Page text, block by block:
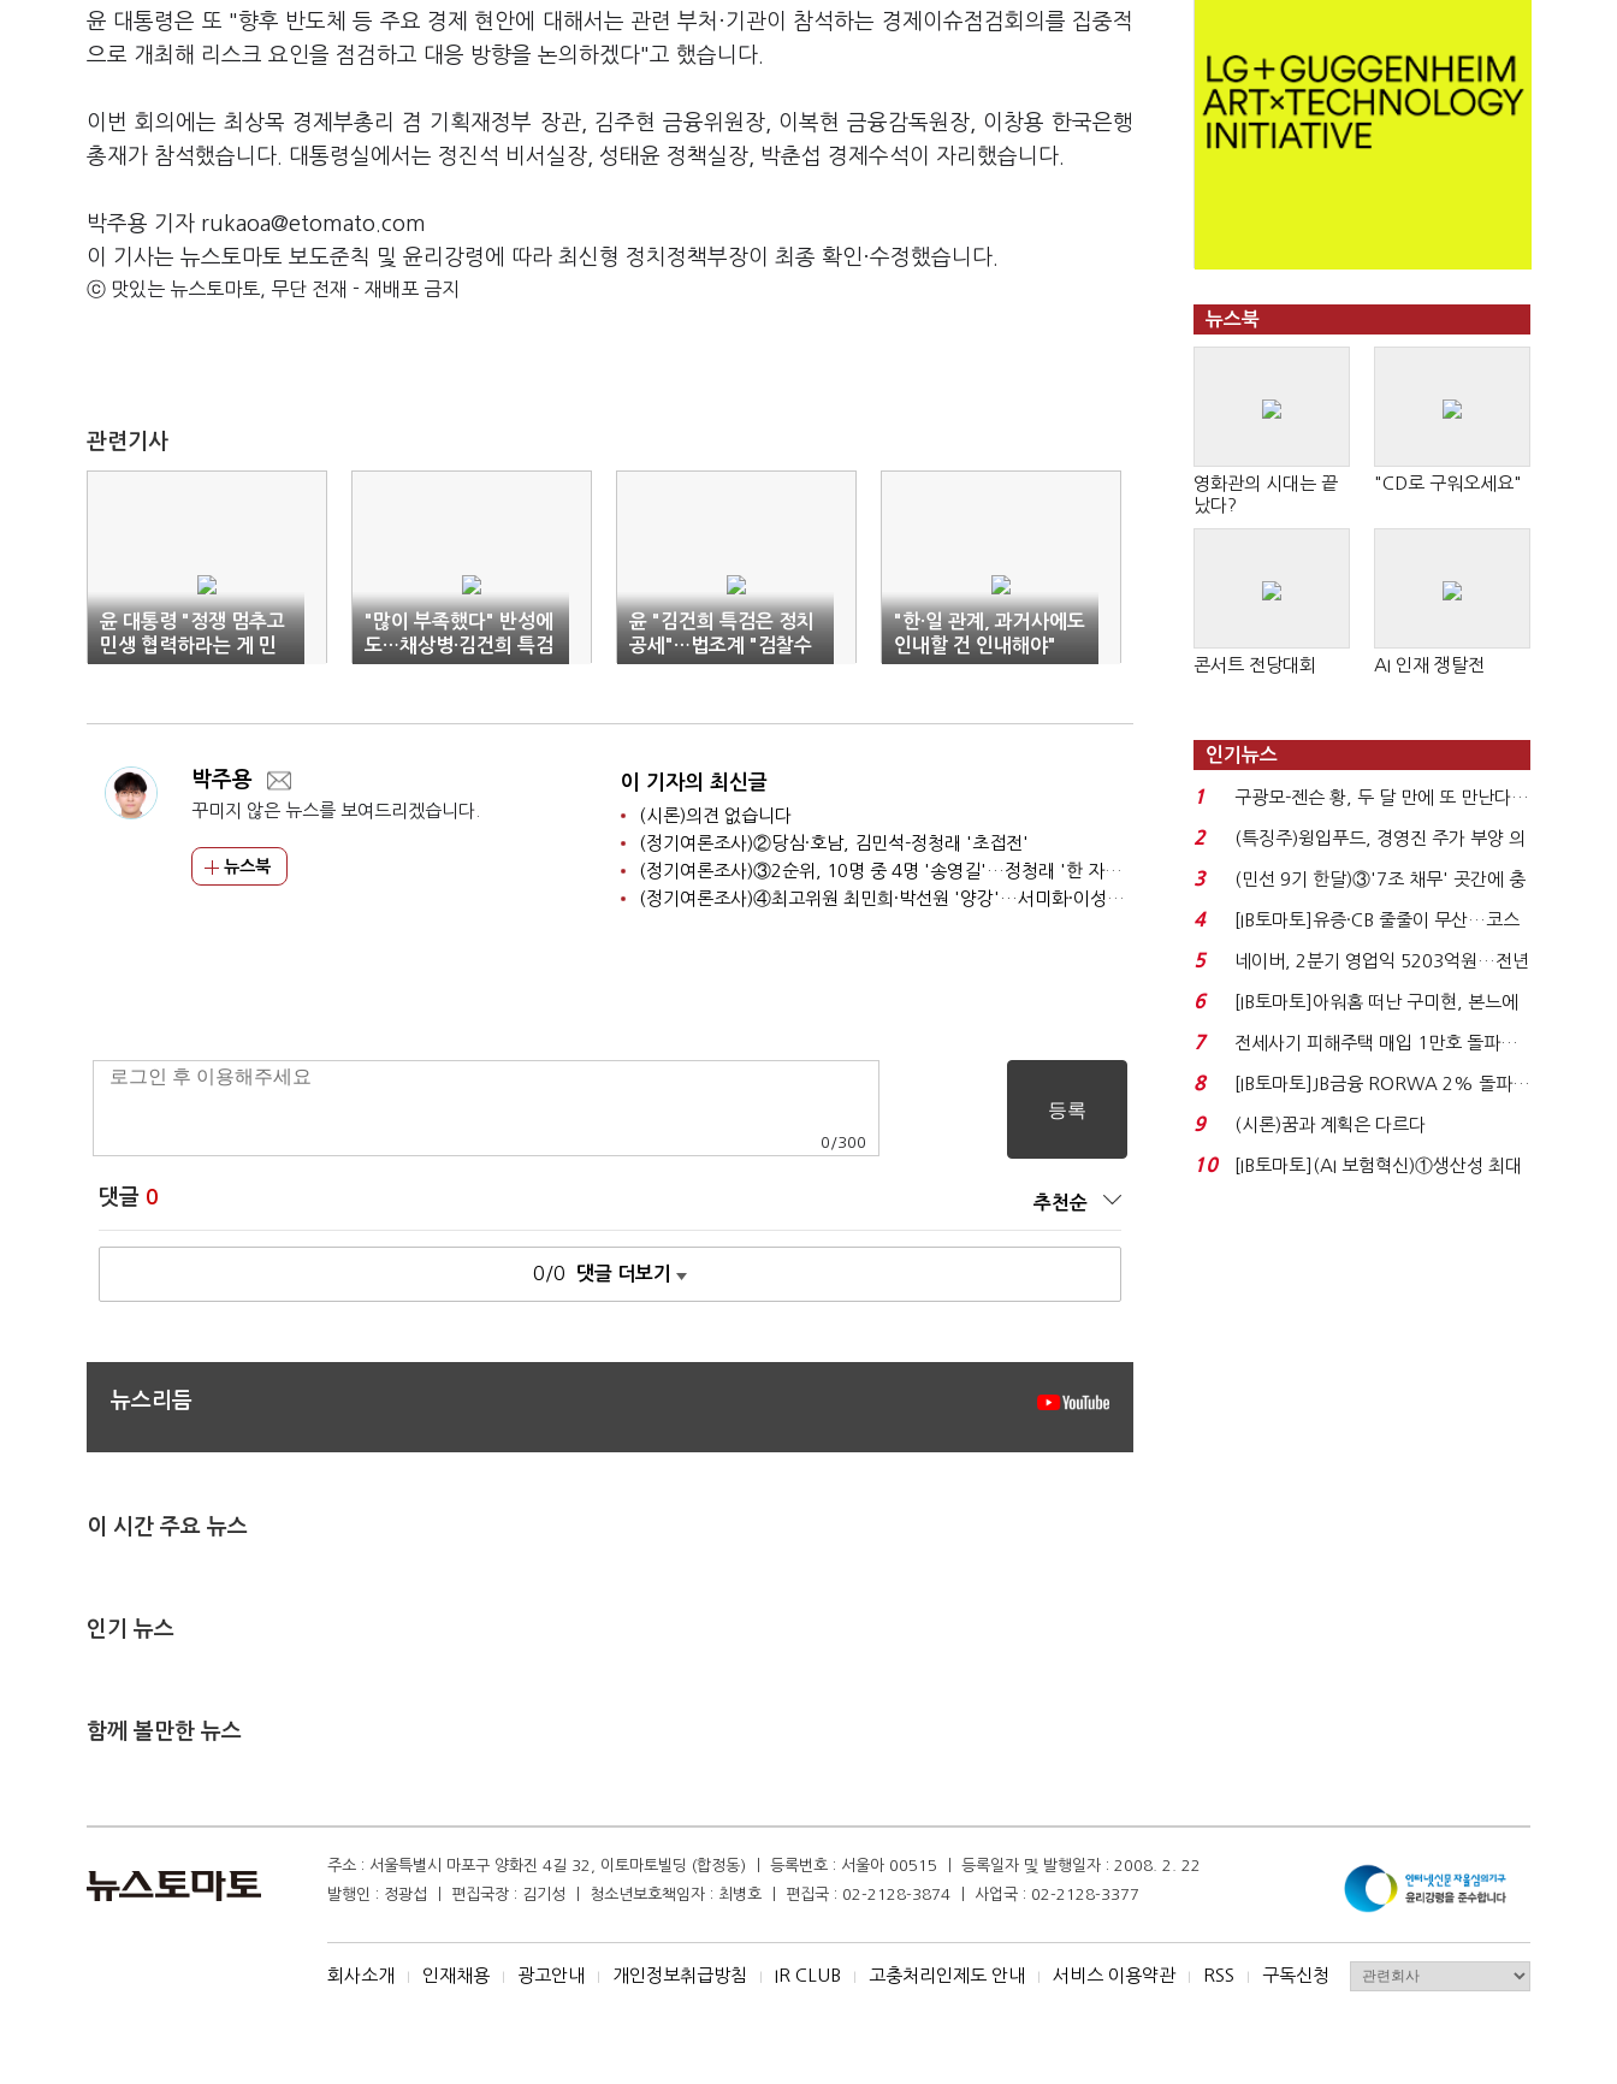
윤 대통령은 또 "향후 반도체 등 주요 경제 현안에 대해서는 관련 부처·기관이 참석하는 경제이슈점검회의를 집중적
으로 개최해 리스크 요인을 점검하고 대응 방향을 논의하겠다"고 했습니다.
이번 회의에는 최상목 경제부총리 겸 기획재정부 장관, 김주현 금융위원장, 이복현 금융감독원장, 이창용 한국은행
총재가 참석했습니다. 대통령실에서는 정진석 비서실장, 성태윤 정책실장, 박춘섭 경제수석이 자리했습니다.
박주용 기자 rukaoa@etomato.com
이 기사는 뉴스토마토 보도준칙 및 윤리강령에 따라 최신형 정치정책부장이 최종 확인·수정했습니다.
ⓒ 맛있는 뉴스토마토, 무단 전재 - 재배포 금지
관련기사
윤 대통령 "정쟁 멈추고
민생 협력하라는 게 민
심"(전문)
"많이 부족했다" 반성에
도…채상병·김건희 특검
'거부'
윤 "김건희 특검은 정치
공세"…법조계 "검찰수
사 위축 우려"
"한·일 관계, 과거사에도
인내할 건 인내해야"
박주용
꾸미지 않은 뉴스를 보여드리겠습니다.
뉴스북
이 기자의 최신글
(시론)의견 없습니다
(정기여론조사)②당심·호남, 김민석-정청래 '초접전'
(정기여론조사)③2순위, 10명 중 4명 '송영길'…정청래 '한 자릿수'
(정기여론조사)④최고위원 최민희·박선원 '양강'…서미화·이성윤·임미애 뒤이어
0 /300
댓글 0 추천순
0/0 댓글 더보기
뉴스리듬
이 시간 주요 뉴스
인기 뉴스
함께 볼만한 뉴스
뉴스북
영화관의 시대는 끝
났다?
"CD로 구워오세요"
콘서트 전당대회 AI 인재 쟁탈전
인기뉴스
1
구광모-젠슨 황, 두 달 만에 또 만난다…
로봇·AI 등 논...
2
(특징주)윙입푸드, 경영진 주가 부양 의
지에 상한가...
3
(민선 9기 한달)③'7조 채무' 곳간에 충
격…추미애, 20년...
4
[IB토마토]유증·CB 줄줄이 무산…코스
닥 벌점 급증에 ...
5
네이버, 2분기 영업익 5203억원…전년
비 0.2% 감소...
6
[IB토마토]아워홈 떠난 구미현, 본느에
340억 베팅…가...
7
전세사기 피해주택 매입 1만호 돌파…
누적 피해자 4만2...
8
[IB토마토]JB금융 RORWA 2% 돌파…
실적 견인은 은행 ...
9 (시론)꿈과 계획은 다르다
10
[IB토마토](AI 보험혁신)①생산성 최대
주소 : 서울특별시 마포구 양화진 4길 32, 이토마토빌딩 (합정동) ㅣ 등록번호 : 서울아 00515 ㅣ 등록일자 및 발행일자 : 2008. 2. 22
발행인 : 정광섭 ㅣ 편집국장 : 김기성 ㅣ 청소년보호책임자 : 최병호 ㅣ 편집국 : 02-2128-3874 ㅣ 사업국 : 02-2128-3377
회사소개 I 인재채용 I 광고안내 I 개인정보취급방침 I IR CLUB I 고충처리인제도 안내 I 서비스 이용약관 I RSS I 구독신청